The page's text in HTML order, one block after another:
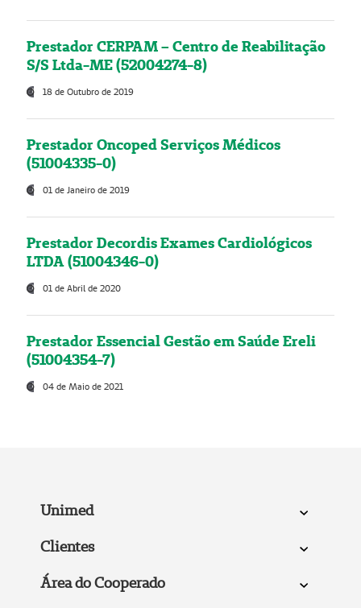
Prestador CERPAM – Centro de Reabilitação
S/S Ltda-ME (52004274-8)
18 de Outubro de 2019
Prestador Oncoped Serviços Médicos
(51004335-0)
01 de Janeiro de 2019
Prestador Decordis Exames Cardiológicos
LTDA (51004346-0)
01 de Abril de 2020
Prestador Essencial Gestão em Saúde Ereli
(51004354-7)
04 de Maio de 2021
Unimed
Clientes
Área do Cooperado